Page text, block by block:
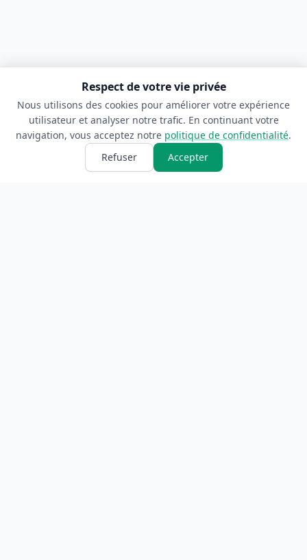
Respect de votre vie privée
Nous utilisons des cookies pour améliorer votre expérience
utilisateur et analyser notre trafic. En continuant votre
navigation, vous acceptez notre politique de confidentialité.
Refuser
Accepter